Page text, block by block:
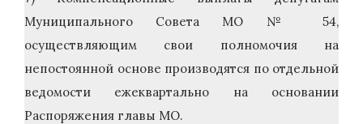
Муниципального Совета МО № 54,
осуществляющим свои полномочия на
непостоянной основе производятся по отдельной
ведомости ежеквартально на основании
Распоряжения главы МО.